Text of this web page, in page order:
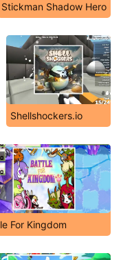
Stickman Shadow Hero
Shellshockers.io
For Kingdom